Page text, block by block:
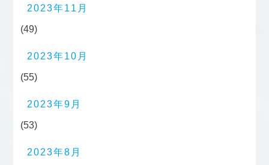
2023年11月
(49)
2023年10月
(55)
2023年9月
(53)
2023年8月